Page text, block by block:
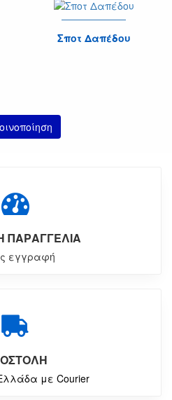
Σποτ Δαπέδου
ΠΑΡΑΓΓΕΛΙΑ
εγγραφή
με Courier